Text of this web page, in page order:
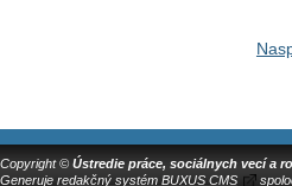
Copyright © Ústredie práce, sociálnych vecí a
Generuje redakčný systém BUXUS CMS